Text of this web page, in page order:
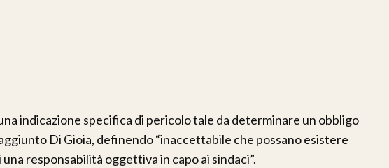
indicazione specifica di pericolo tale da determinare un obbligo
Di Gioia, definendo “inaccettabile che possano esistere
responsabilità oggettiva in capo ai sindaci”.